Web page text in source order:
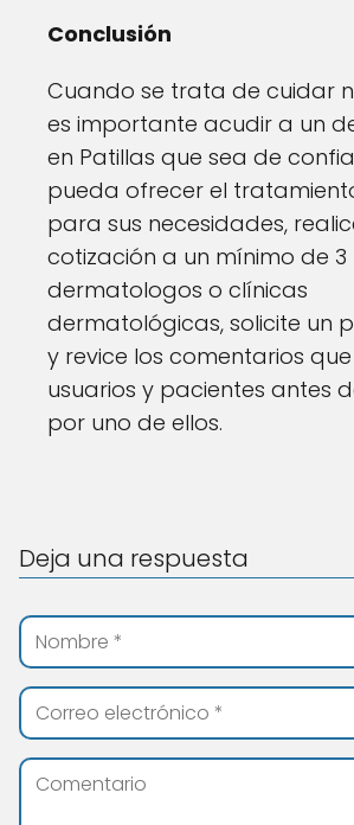
Conclusión
Cuando se trata de cuidar
es importante acudir a un
en Patillas que sea de
pueda ofrecer el
para sus necesidades,
cotización a un mínimo de 3
dermatologos o clínicas
dermatológicas, solicite un
y revice los comentarios
usuarios y pacientes antes
por uno de ellos.
Deja una respuesta